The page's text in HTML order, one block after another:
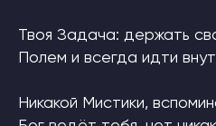
Твоя Задача: держать
Полем и всегда идти
Никакой Мистики,